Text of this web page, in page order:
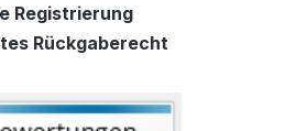
Registrierung
Rückgaberecht